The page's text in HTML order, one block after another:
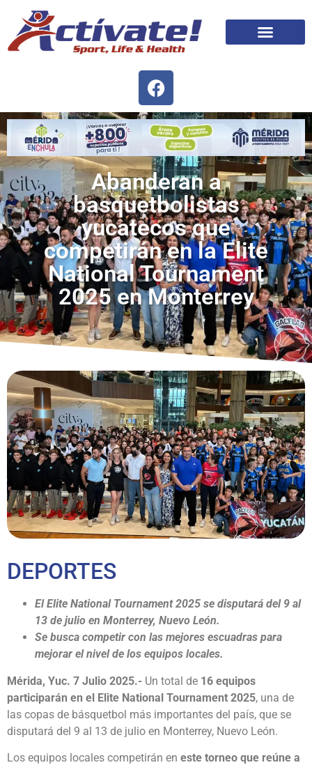
Abanderan a
basquetbolistas
yucatecos que
competirán en la Elite
National Tournament
2025 en Monterrey
DEPORTES
El Elite National Tournament 2025 se disputará del 9 al
13 de julio en Monterrey, Nuevo León.
Se busca competir con las mejores escuadras para
mejorar el nivel de los equipos locales.
Mérida, Yuc. 7 Julio 2025.- Un total de 16 equipos
participarán en el Elite National Tournament 2025, una de
las copas de básquetbol más importantes del país, que se
disputará del 9 al 13 de julio en Monterrey, Nuevo León.
Los equipos locales competirán en este torneo que reúne a